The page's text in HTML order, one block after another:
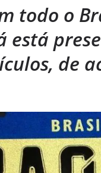
todo o
está
de